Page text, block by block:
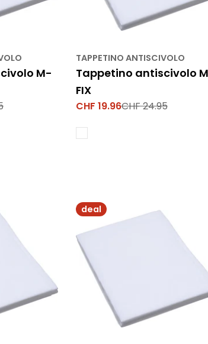
:
M-
TAPPETINO ANTISCIVOLO
Tappetino antiscivolo
FIX
Prezzo
vendita
CHF 19.96
Prezzo
CHF 24.95
deal